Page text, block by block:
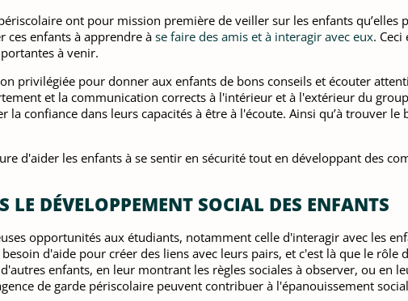
ont pour mission première de veiller sur les enfants
ces enfants à apprendre à se faire des amis et à interagir avec eux.
à venir.
privilégiée pour donner aux enfants de bons conseils et écouter
et la communication corrects à l'intérieur et à l'extérieur du
la confiance dans leurs capacités à être à l'écoute. Ainsi qu’à trouver
d'aider les enfants à se sentir en sécurité tout en développant des
LE DÉVELOPPEMENT SOCIAL DES ENFANTS
opportunités aux étudiants, notamment celle d'interagir avec les
d'aide pour créer des liens avec leurs pairs, et c'est là que le rôle
enfants, en leur montrant les règles sociales à observer, ou
de garde périscolaire peuvent contribuer à l'épanouissement